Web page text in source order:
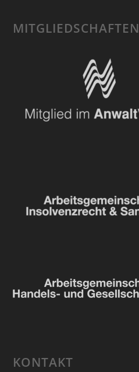
MITGLIEDSCHAFTEN
KONTAKT